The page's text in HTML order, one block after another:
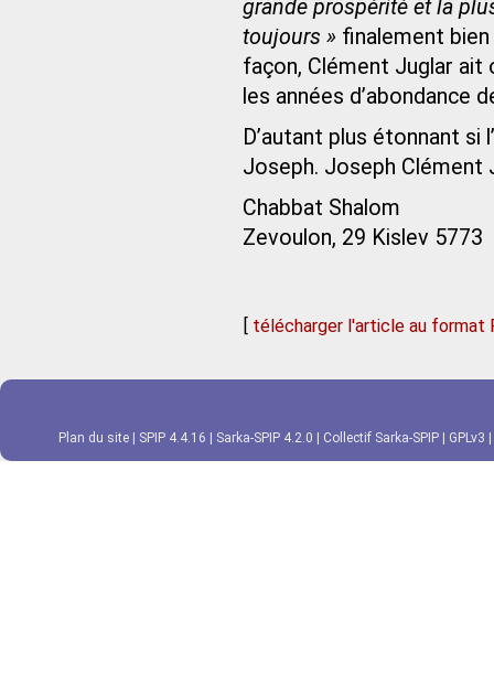
grande prospérité et la
toujours » finalement
façon, Clément Juglar ait
les années d’abondance
D’autant plus étonnant si
Joseph. Joseph Clément
Chabbat Shalom
Zevoulon, 29 Kislev 5773
[ télécharger l'article au format
Plan du site SPIP 4.4.16 Sarka-SPIP 4.2.0 Collectif Sarka-SPIP GPLv3